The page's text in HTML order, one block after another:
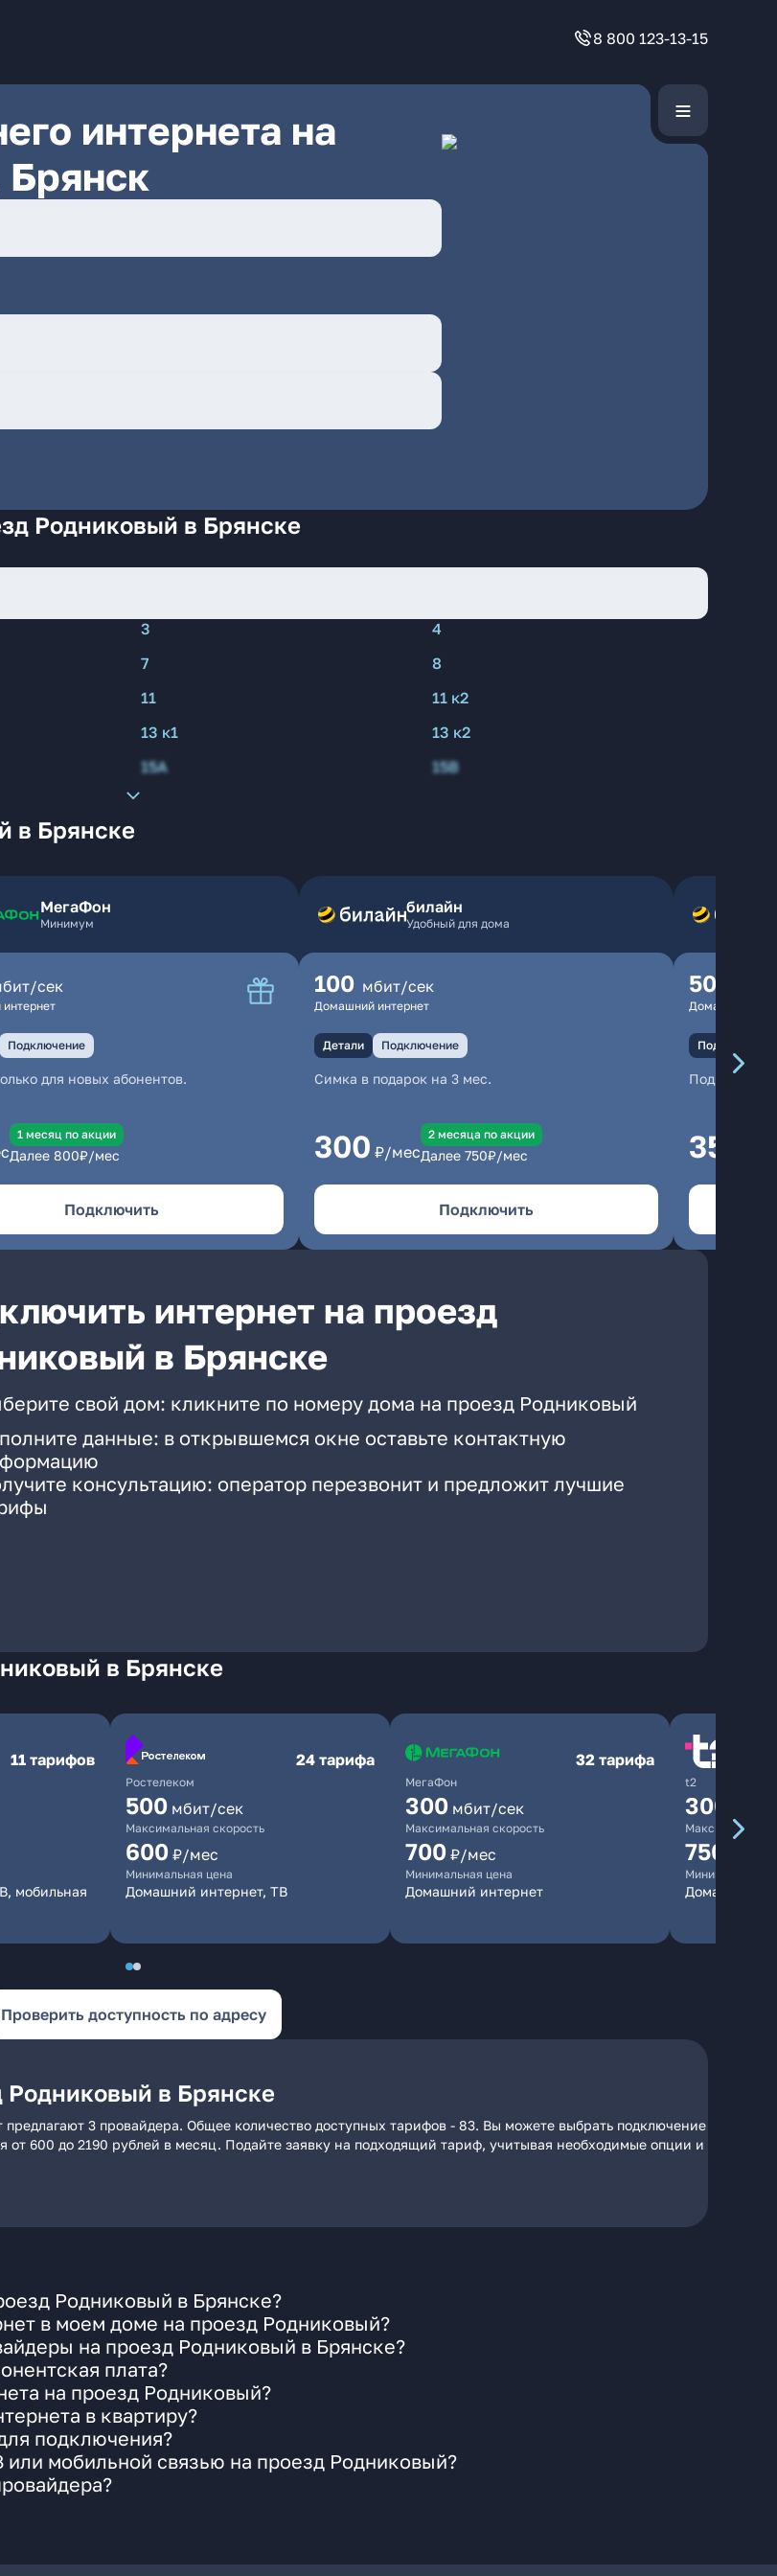
8 800 123-13-15
интернета на
Родниковый в Брянске
3
4
7
8
11
11 к2
13 к1
13 к2
15А 15В
в Брянске
МегаФон
Минимум
сек
Подключение
для новых абонентов.
1 месяц по акции
Далее 800₽/мес
Подключить
билайн
Удобный для дома
100 мбит/сек
Домашний интернет
Детали Подключение
Симка в подарок на 3 мес.
300 ₽/мес
2 месяцa по акции
Далее 750₽/мес
Подключить
500
Домашний
Подключение
350
интернет на проезд
в Брянске
свой дом: кликните по номеру дома на проезд Родниковый
данные: в открывшемся окне оставьте контактную
консультацию: оператор перезвонит и предложит лучшие
в Брянске
11 тарифов
мобильная
Ростелеком
24 тарифа
500 мбит/сек
Максимальная скорость
600 ₽/мес
Минимальная цена
Домашний интернет, ТВ
МегаФон
32 тарифа
300 мбит/сек
Максимальная скорость
700 ₽/мес
Минимальная цена
Домашний интернет
t2
300
Максимальная
750
Минимальная
Домашний
Проверить доступность по адресу
Родниковый в Брянске
3 провайдера. Общее количество доступных тарифов - 83. Вы можете выбрать подключение
600 до 2190 рублей в месяц. Подайте заявку на подходящий тариф, учитывая необходимые опции и
Родниковый в Брянске?
в моем доме на проезд Родниковый?
на проезд Родниковый в Брянске?
плата?
на проезд Родниковый?
в квартиру?
подключения?
мобильной связью на проезд Родниковый?